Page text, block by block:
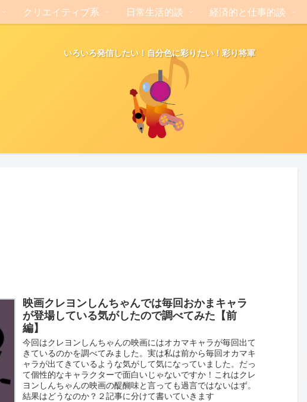
いろいろ発信したい！自分色に彩りたい！彩り将軍
クリエイティブ系 日常生活的談 経済的と仕事的談
映画クレヨンしんちゃんでは毎回おかまキャラ
が登場している気がしたので調べてみた【前
編】
今回はクレヨンしんちゃんの映画にはオカマキャラが毎回出て
きているのかを調べてみました。実は私は前から毎回オカマキ
ャラが出てきているような気がして気になっていました。だっ
て個性的なキャラクターで面白いじゃないですか！これはクレ
ヨンしんちゃんの映画の醍醐味と言っても過言ではないはず。
結果はどうなのか？２記事に分けて書いていきます